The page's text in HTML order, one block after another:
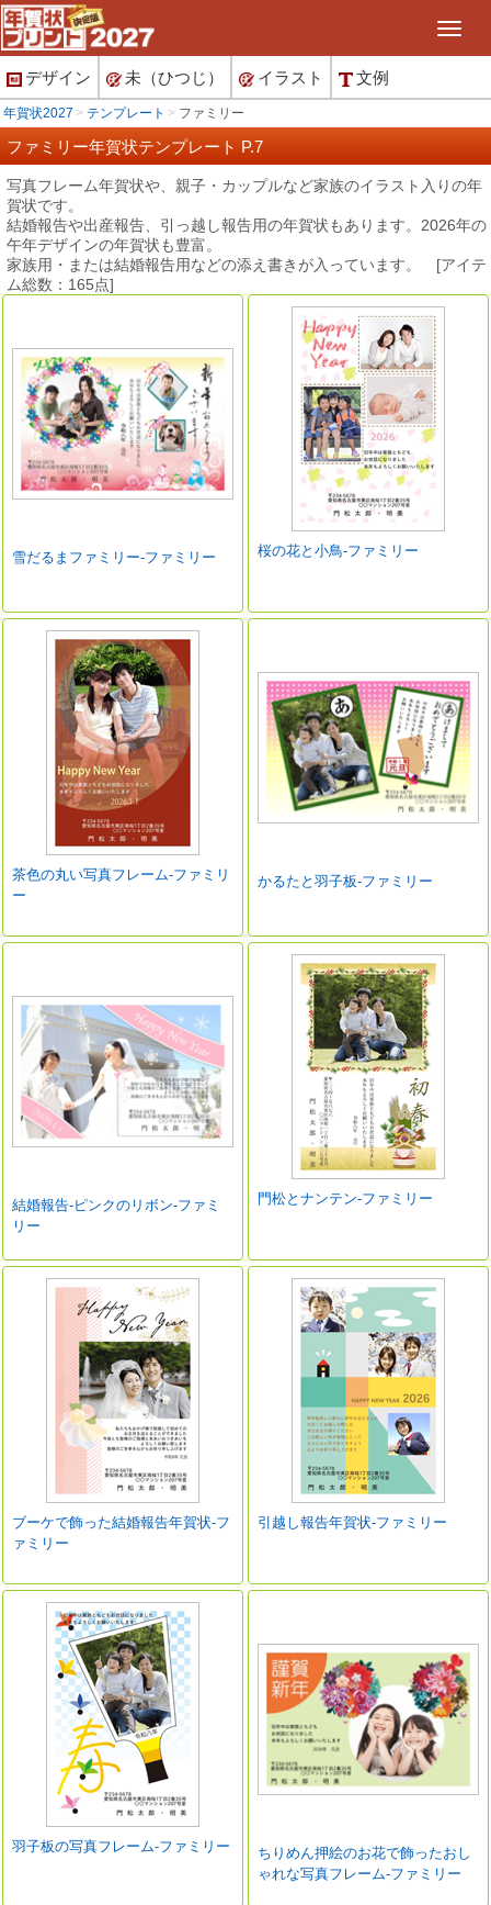
デザイン 未（ひつじ） イラスト 文例
年賀状2027 テンプレート ファミリー
ファミリー年賀状テンプレート P.7
写真フレーム年賀状や、親子・カップルなど家族のイラスト入りの年
賀状です。
結婚報告や出産報告、引っ越し報告用の年賀状もあります。2026年の
午年デザインの年賀状も豊富。
家族用・または結婚報告用などの添え書きが入っています。 [アイテ
ム総数：165点]
雪だるまファミリー-ファミリー 桜の花と小鳥-ファミリー
茶色の丸い写真フレーム-ファミリ
ー
かるたと羽子板-ファミリー
結婚報告-ピンクのリボン-ファミ
リー
門松とナンテン-ファミリー
ブーケで飾った結婚報告年賀状-フ
ァミリー
引越し報告年賀状-ファミリー
羽子板の写真フレーム-ファミリー
ちりめん押絵のお花で飾ったおし
ゃれな写真フレーム-ファミリー